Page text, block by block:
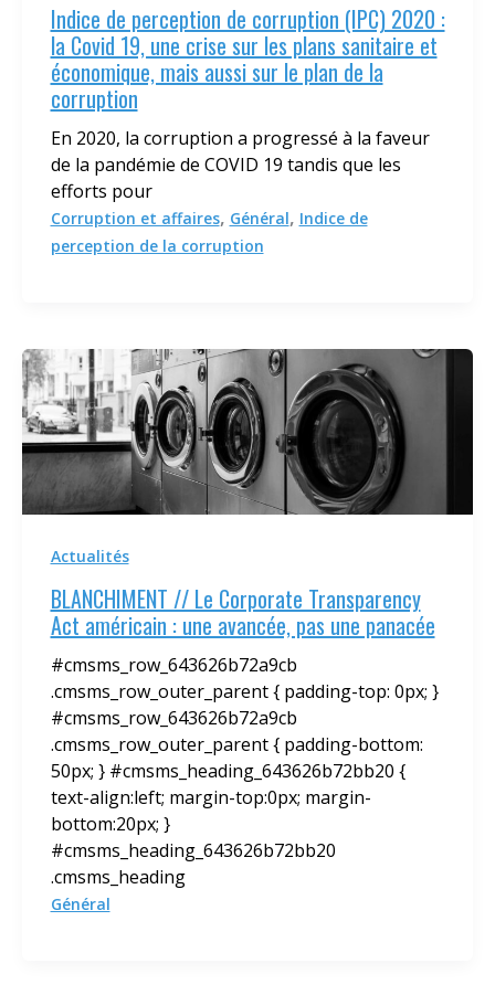
Indice de perception de corruption (IPC) 2020 :
la Covid 19, une crise sur les plans sanitaire et
économique, mais aussi sur le plan de la
corruption
En 2020, la corruption a progressé à la faveur
de la pandémie de COVID 19 tandis que les
efforts pour
Corruption et affaires, Général, Indice de
perception de la corruption
Actualités
BLANCHIMENT // Le Corporate Transparency
Act américain : une avancée, pas une panacée
#cmsms_row_643626b72a9cb
.cmsms_row_outer_parent { padding-top: 0px; }
#cmsms_row_643626b72a9cb
.cmsms_row_outer_parent { padding-bottom:
50px; } #cmsms_heading_643626b72bb20 {
text-align:left; margin-top:0px; margin-
bottom:20px; }
#cmsms_heading_643626b72bb20
.cmsms_heading
Général